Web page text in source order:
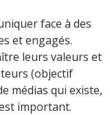
face à des
et engagés.
leurs valeurs et
(objectif
médias qui existe,
important.